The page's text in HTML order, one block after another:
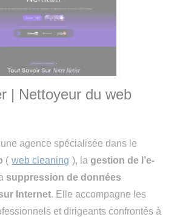
| Nettoyeur du web
agence spécialisée dans le
( web cleaning ), lagestion de l’e-
suppression de données
Internet. Elle accompagne les
et dirigeants confrontés à